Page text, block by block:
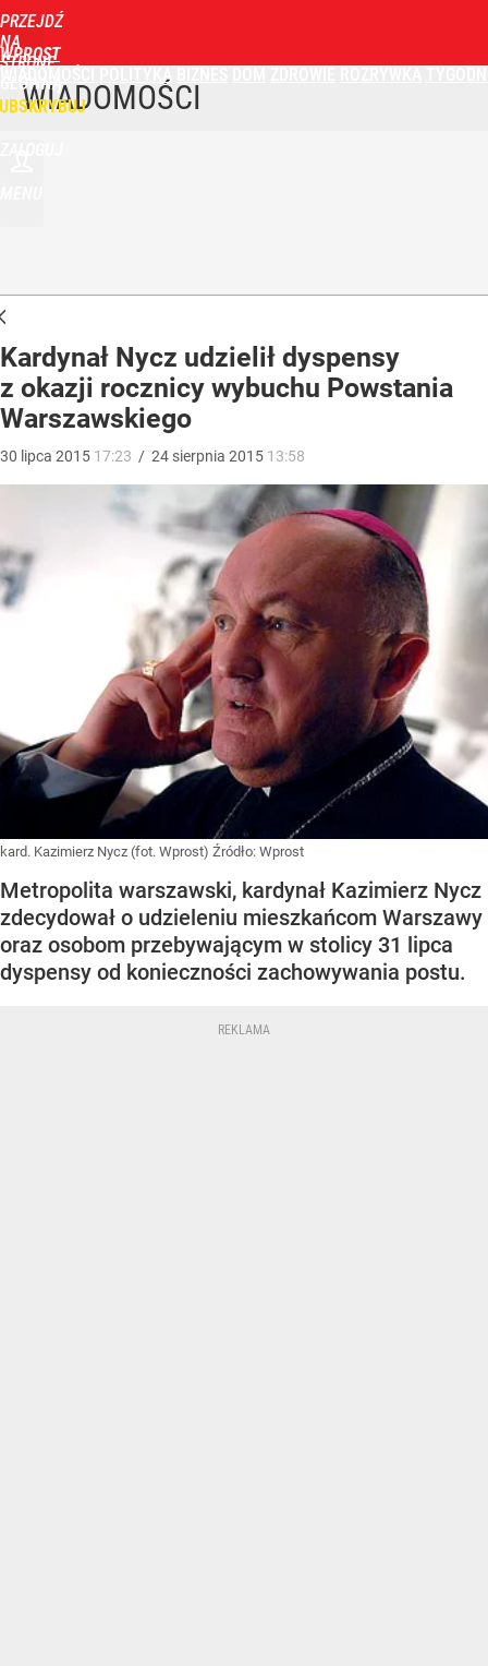
PRZEJDŹ
NA
STRONĘ
GŁÓWNĄ
WPROST
POLITYKA
WIADOMOŚCI
Kardynał Nycz udzielił dyspensy
z okazji rocznicy wybuchu Powstania
Warszawskiego
30 lipca 2015 17:23 / 24 sierpnia 2015 13:58
kard. Kazimierz Nycz (fot. Wprost) Źródło: Wprost
Metropolita warszawski, kardynał Kazimierz Nycz
zdecydował o udzieleniu mieszkańcom Warszawy
oraz osobom przebywającym w stolicy 31 lipca
dyspensy od konieczności zachowywania postu.